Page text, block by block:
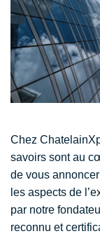
Chez
savoirs sont au
de vous
les aspects de
par notre
reconnu et